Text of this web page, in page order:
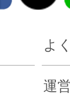
よ
運